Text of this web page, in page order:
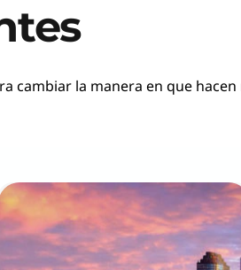
cambiar la manera en que